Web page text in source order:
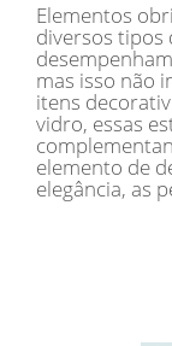
Elementos
diversos tipos
mas isso não
itens
vidro, essas
elemento de
elegância, as